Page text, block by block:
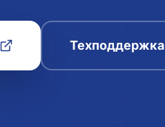
Техподдержка